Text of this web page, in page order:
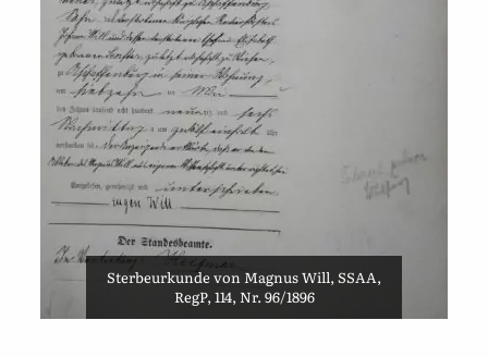
Sterbeurkunde von Magnus Will, SSAA,
RegP, 114, Nr. 96/1896